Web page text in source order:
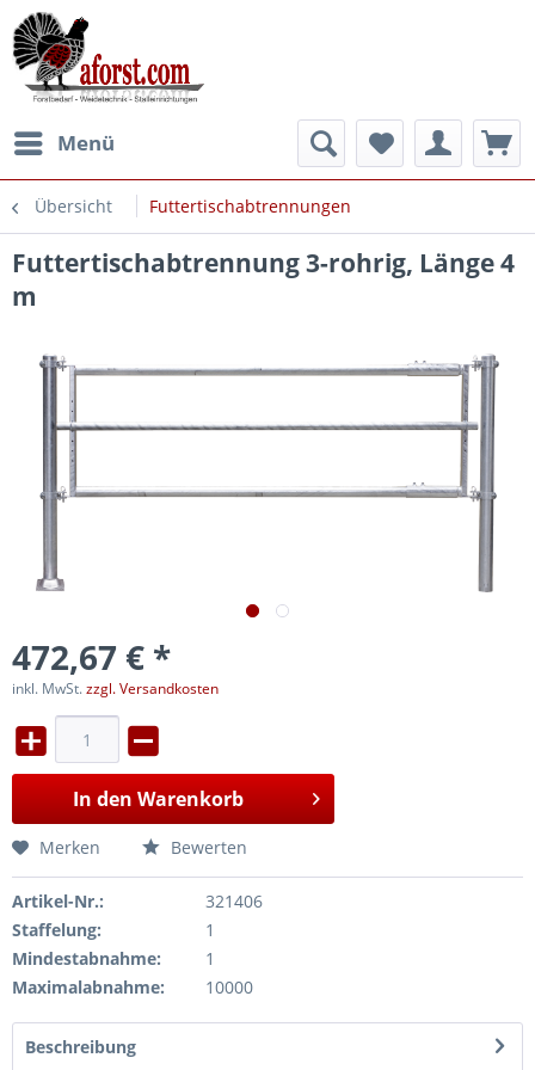
Menü
Übersicht Futtertischabtrennungen
Futtertischabtrennung 3-rohrig, Länge 4
m
472,67 € *
inkl. MwSt.zzgl. Versandkosten
In den Warenkorb
Merken Bewerten
Artikel-Nr.:
321406
Staffelung:
1
Mindestabnahme:
1
Maximalabnahme:
10000
Beschreibung